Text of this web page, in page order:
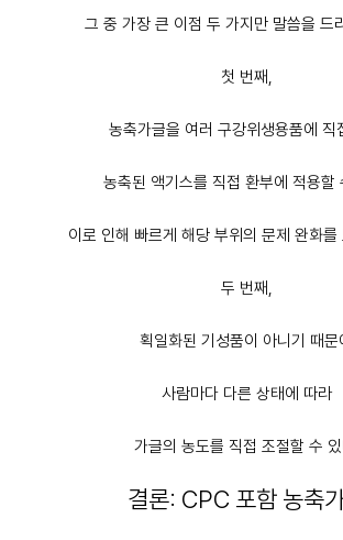
그 중 가장 큰 이점 두 가지만 말씀을 드
첫 번째,
농축가글을 여러 구강위생용품에 직
농축된 액기스를 직접 환부에 적용할
이로 인해 빠르게 해당 부위의 문제 완화를
두 번째,
획일화된 기성품이 아니기 때문
사람마다 다른 상태에 따라
가글의 농도를 직접 조절할 수
결론: CPC 포함 농축